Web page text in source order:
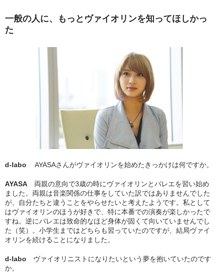
一般の人に、もっとヴァイオリンを知ってほしかっ
た
d-labo AYASAさんがヴァイオリンを始めたきっかけは何ですか。
AYASA
両親の意向で3歳の時にヴァイオリンとバレエを習い始め
ました。両親は音楽関係の仕事をしていた訳ではありませんでした
が、自分たちと違うことをやらせたいと考えたようです。私として
はヴァイオリンのほうが好きで、特に本番での演奏が楽しかったで
すね。逆にバレエは致命的なほど身体が固くて向いていませんでし
た（笑）。小学生まではどちらも習っていたのですが、結局ヴァイ
オリンを続けることになりました。
d-labo
ヴァイオリニストになりたいという夢を抱いていたのです
か。